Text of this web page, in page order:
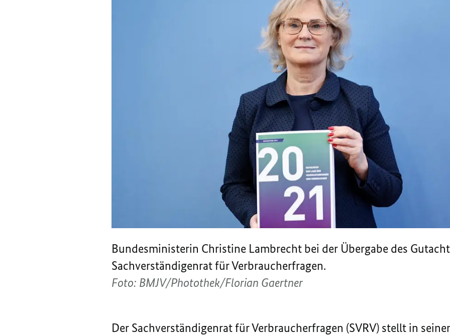
Bundesministerin Christine Lambrecht bei der Übergabe des
Sachverständigenrat für Verbraucherfragen.
Foto: BMJV/Photothek/Florian Gaertner
Der Sachverständigenrat für Verbraucherfragen (SVRV) stellt in